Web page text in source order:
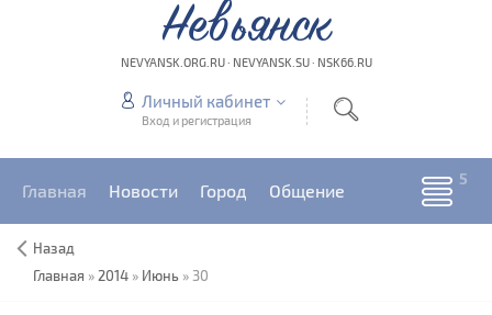
Невьянск
NEVYANSK.ORG.RU · NEVYANSK.SU · NSK66.RU
Личный кабинет
Вход и регистрация
Главная Новости Город Общение
Назад
Главная » 2014 » Июнь » 30